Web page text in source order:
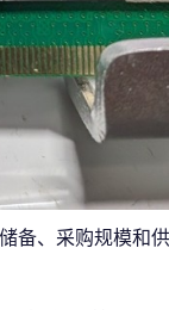
备、采购规模和